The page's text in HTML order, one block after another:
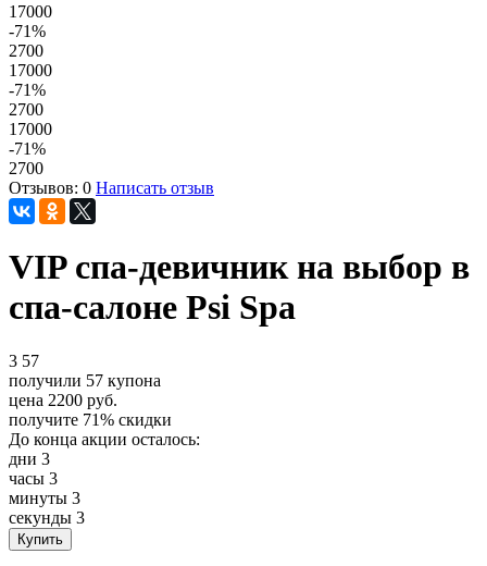
17000
-71%
2700
17000
-71%
2700
17000
-71%
2700
Отзывов: 0 Написать отзыв
VIP спа-девичник на выбор в
спа-салоне Psi Spa
3 57
получили 57 купона
цена 2200 руб.
получите 71% скидки
До конца акции осталось:
дни 3
часы 3
минуты 3
секунды 3